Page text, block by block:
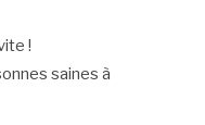
!
saines à